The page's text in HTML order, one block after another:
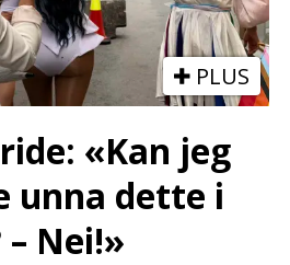
PLUS
«Kan jeg
unna dette i
Nei!»